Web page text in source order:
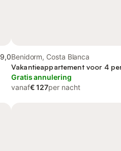
9,0Benidorm, Costa Blanca
Vakantieappartement voor 4
Gratis annulering
vanaf€ 127per nacht